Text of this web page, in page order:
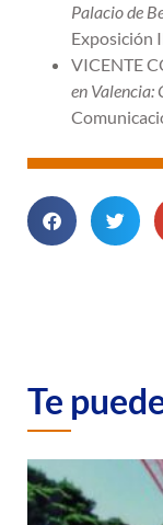
Palacio de
Exposición
VICENTE
en Valencia:
Te